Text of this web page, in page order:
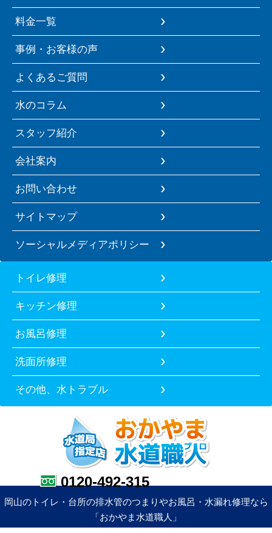
料金一覧
事例・お客様の声
よくあるご質問
水のコラム
スタッフ紹介
会社案内
お問い合わせ
サイトマップ
ソーシャルメディアポリシー
トイレ修理
キッチン修理
お風呂修理
洗面所修理
その他、水トラブル
0120-492-315
岡山のトイレ・台所の排水管のつまりやお風呂・水漏れ修理なら
「おかやま水道職人」